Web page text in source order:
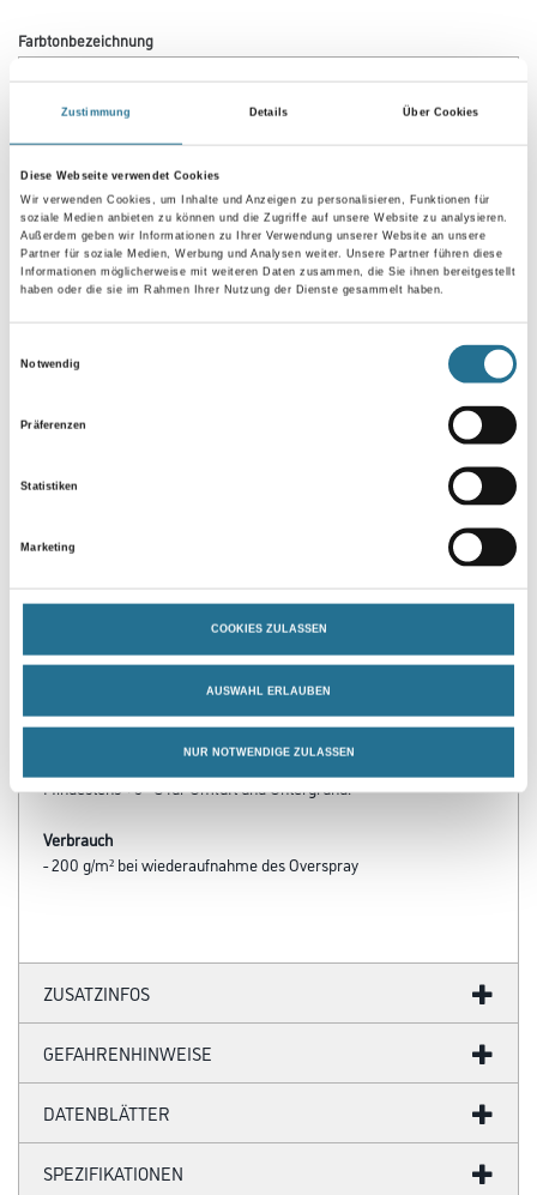
Zustimmung Details Über Cookies
Diese Webseite verwendet Cookies
Wir verwenden Cookies, um Inhalte und Anzeigen zu personalisieren, Funktionen für
soziale Medien anbieten zu können und die Zugriffe auf unsere Website zu analysieren.
Außerdem geben wir Informationen zu Ihrer Verwendung unserer Website an unsere
Partner für soziale Medien, Werbung und Analysen weiter. Unsere Partner führen diese
Informationen möglicherweise mit weiteren Daten zusammen, die Sie ihnen bereitgestellt
haben oder die sie im Rahmen Ihrer Nutzung der Dienste gesammelt haben.
Notwendig
Präferenzen
Statistiken
Marketing
COOKIES ZULASSEN
AUSWAHL ERLAUBEN
NUR NOTWENDIGE ZULASSEN
Farbtonbezeichnung
Umrechnungsfaktoren
PRODUKTEIGENSCHAFTEN
- Alkalibeständig
- Schwer entflammbar im System nach DIN 4102, B1
Verarbeitungstemp./Luftfeuchte
Mindestens +5 °C für Umluft und Untergrund.
Verbrauch
- 200 g/m² bei wiederaufnahme des Overspray
ZUSATZINFOS
GEFAHRENHINWEISE
DATENBLÄTTER
SPEZIFIKATIONEN